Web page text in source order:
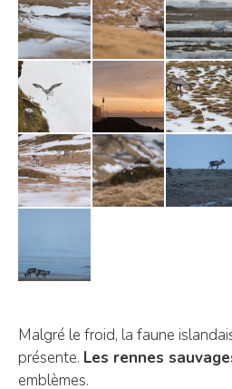
Malgré le froid, la faune
présente. Les rennes
emblèmes.